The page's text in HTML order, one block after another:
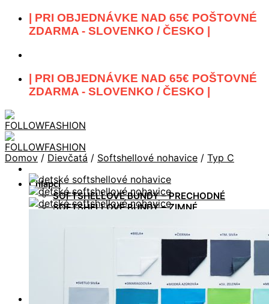
Skip
| PRI OBJEDNÁVKE NAD 65€ POŠTOVNÉ
ZDARMA - SLOVENKO / ČESKO |
| PRI OBJEDNÁVKE NAD 65€ POŠTOVNÉ
ZDARMA - SLOVENKO / ČESKO |
Chlapci
SOFTSHELLOVÉ BUNDY – PRECHODNÉ
SOFTSHELLOVÉ BUNDY – ZIMNÉ
VESTY – SOFTSHELLOVÉ , TEPLÁKOVÉ
TEPLÁKY / KRAŤASY
NÁTELNÍKY / TRIČKÁ
Domov / Dievčatá / Softshellové nohavice / Typ C